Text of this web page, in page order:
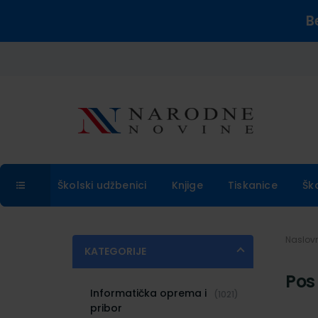
Školski udžbenici Knjige Tiskanice
KATEGORIJE
Informatička oprema i
pribor
(1021)